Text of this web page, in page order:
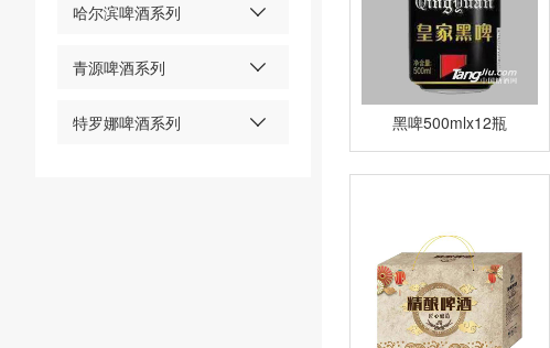
哈尔滨啤酒系列
青源啤酒系列
特罗娜啤酒系列 黑啤500mlx12瓶